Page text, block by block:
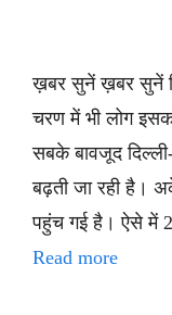
ख़बर सुनें ख़बर सुनें
चरण में भी लोग
सबके बावजूद
बढ़ती जा रही है।
पहुंच गई है। ऐसे में
Read more